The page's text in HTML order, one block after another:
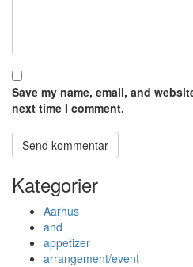
Save my name, email, and
next time I comment.
Kategorier
Aarhus
and
appetizer
arrangement/event